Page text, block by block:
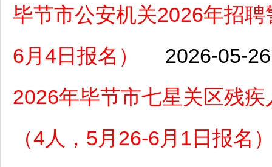
毕节市公安机关2026年招
6月4日报名）
2026-05-26
2026年毕节市七星关区残
（4人，5月26-6月1日报名